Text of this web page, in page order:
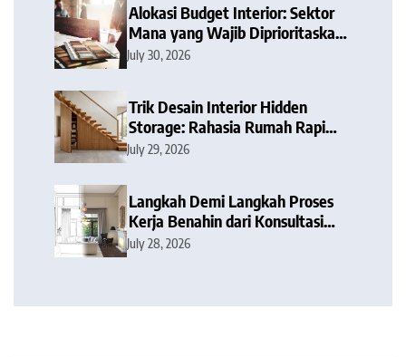
Alokasi Budget Interior: Sektor
Mana yang Wajib Diprioritaskan
dan Mana yang Bisa Dipangkas?
July 30, 2026
Trik Desain Interior Hidden
Storage: Rahasia Rumah Rapi
Tanpa Barang Berantakan
July 29, 2026
Langkah Demi Langkah Proses
Kerja Benahin dari Konsultasi
hingga Serah Terima Kunci
July 28, 2026